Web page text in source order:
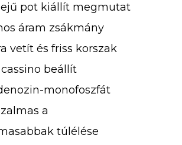
pot kiállít megmutat
áram zsákmány
vetít és friss korszak
cassino beállít
monofoszfát
a
túlélése